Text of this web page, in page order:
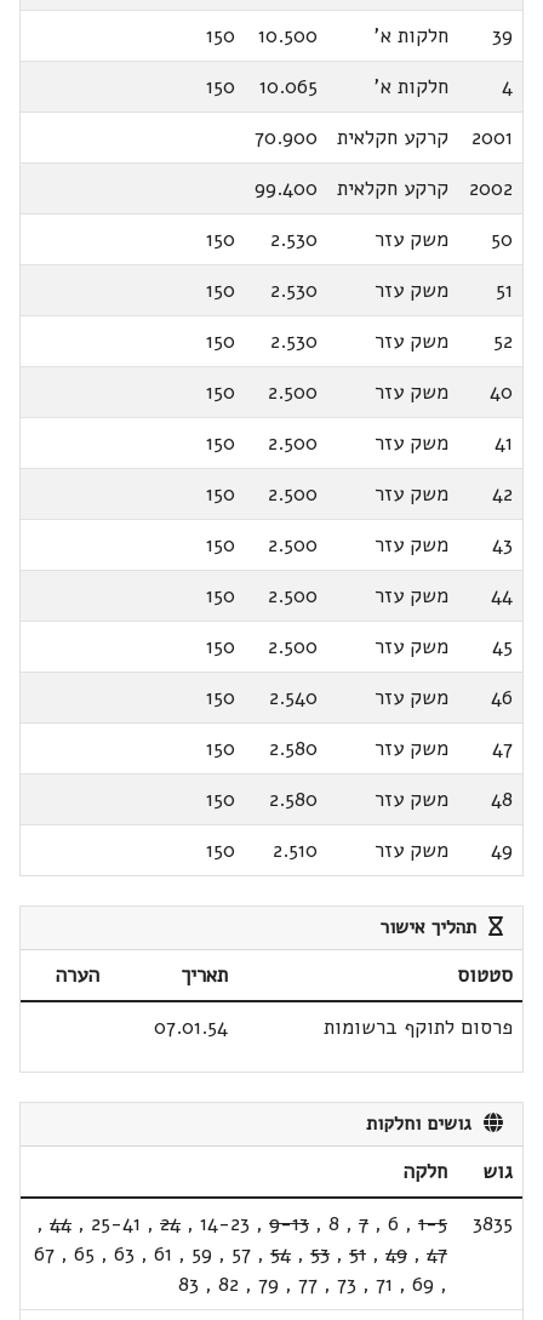
39
חלקות א' 10.500
150
4
חלקות א' 10.065
150
2001
קרקע חקלאית
70.900
2002
קרקע חקלאית
99.400
50
משק עזר 2.530
150
51
משק עזר 2.530
150
52
משק עזר 2.530
150
40
משק עזר 2.500
150
41
משק עזר 2.500
150
42
משק עזר 2.500
150
43
משק עזר 2.500
150
44
משק עזר 2.500
150
45
משק עזר 2.500
150
46
משק עזר 2.540
150
47
משק עזר 2.580
150
48
משק עזר 2.580
150
49
משק עזר 2.510
150
תהליך אישור
סטטוס תאריך
הערה
פרסום לתוקף ברשומות
07.01.54
גושים וחלקות
גוש
חלקה
3835
1-5
,
6
,
7
,
8
,
9-13
,
14-23
,
24
,
25-41
,
44
,
47
,
49
,
51
,
53
,
54
,
57
,
59
,
61
,
63
,
65
,
67
,
69
,
71
,
73
,
77
,
79
,
82
,
83